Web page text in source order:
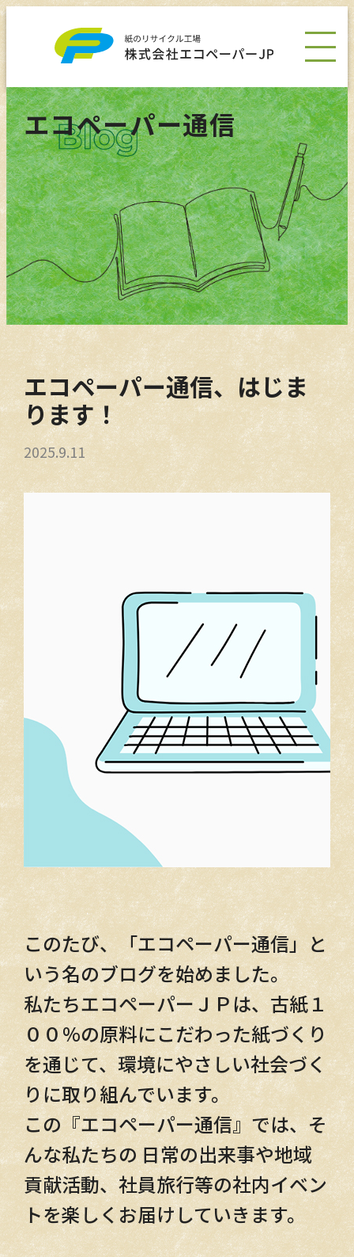
会社情報
事業・製品
サステナビリティ
News
採用情報
お問い合わせ
アクセス
エコペーパー通信
エコペーパー通信、はじま
ります！
2025.9.11
このたび、「エコペーパー通信」と
いう名のブログを始めました。
私たちエコペーパーＪＰは、古紙１
００％の原料にこだわった紙づくり
を通じて、環境にやさしい社会づく
りに取り組んでいます。
この『エコペーパー通信』では、そ
んな私たちの 日常の出来事や地域
貢献活動、社員旅行等の社内イベン
トを楽しくお届けしていきます。